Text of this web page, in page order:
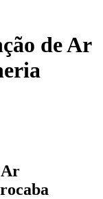
de Ar
Ar